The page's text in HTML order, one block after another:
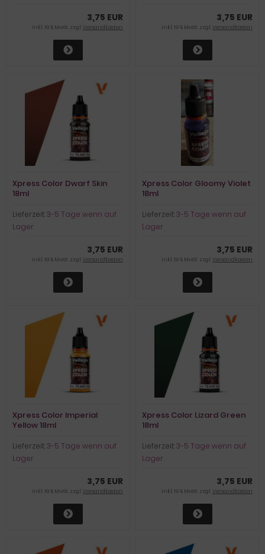
3,75 EUR
inkl. 19 % MwSt. zzgl.Versandkosten
3,75 EUR
inkl. 19 % MwSt. zzgl.Versandkosten
Xpress Color Dwarf Skin
18ml
Lieferzeit:3-5 Tage wenn auf
Lager
3,75 EUR
inkl. 19 % MwSt. zzgl.Versandkosten
Xpress Color Gloomy Violet
18ml
Lieferzeit:3-5 Tage wenn auf
Lager
3,75 EUR
inkl. 19 % MwSt. zzgl.Versandkosten
Xpress Color Imperial
Yellow 18ml
Lieferzeit:3-5 Tage wenn auf
Lager
3,75 EUR
inkl. 19 % MwSt. zzgl.Versandkosten
Xpress Color Lizard Green
18ml
Lieferzeit:3-5 Tage wenn auf
Lager
3,75 EUR
inkl. 19 % MwSt. zzgl.Versandkosten